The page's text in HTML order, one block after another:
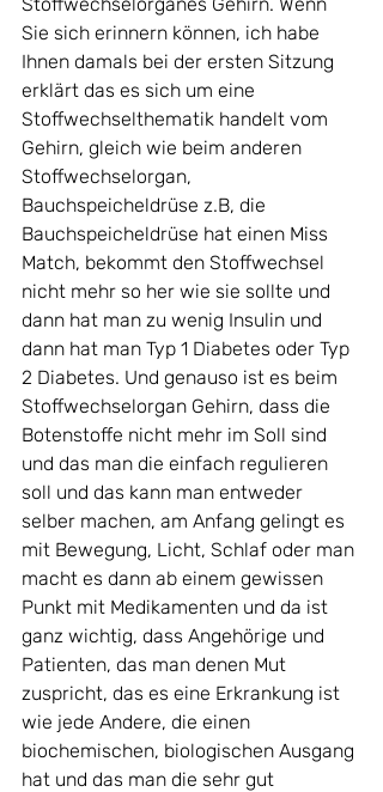
Sie sich erinnern können, ich habe
Ihnen damals bei der ersten Sitzung
erklärt das es sich um eine
Stoffwechselthematik handelt vom
Gehirn, gleich wie beim anderen
Stoffwechselorgan,
Bauchspeicheldrüse z.B, die
Bauchspeicheldrüse hat einen Miss
Match, bekommt den Stoffwechsel
nicht mehr so her wie sie sollte und
dann hat man zu wenig Insulin und
dann hat man Typ 1 Diabetes oder Typ
2 Diabetes. Und genauso ist es beim
Stoffwechselorgan Gehirn, dass die
Botenstoffe nicht mehr im Soll sind
und das man die einfach regulieren
soll und das kann man entweder
selber machen, am Anfang gelingt es
mit Bewegung, Licht, Schlaf oder man
macht es dann ab einem gewissen
Punkt mit Medikamenten und da ist
ganz wichtig, dass Angehörige und
Patienten, das man denen Mut
zuspricht, das es eine Erkrankung ist
wie jede Andere, die einen
biochemischen, biologischen Ausgang
hat und das man die sehr gut